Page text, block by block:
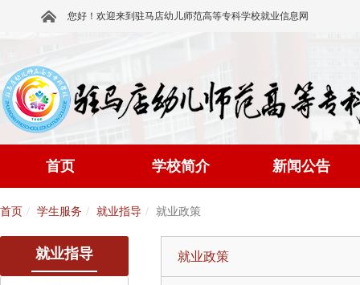
您好！欢迎来到驻马店幼儿师范高等专科学校就业信息网
首页 学校简介 新闻公告
首页 学生服务 就业指导 就业政策
就业指导 就业政策